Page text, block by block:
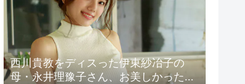
西川貴教をディスった伊東紗冶子の
母・永井理豫子さん、お美しかった...